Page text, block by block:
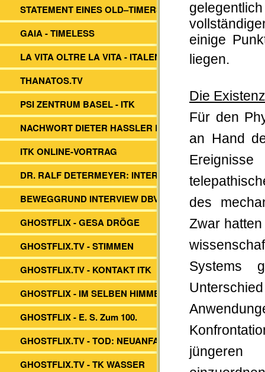
STATEMENT EINES OLD–TIMERS
GAIA - TIMELESS
LA VITA OLTRE LA VITA - ITALEN
THANATOS.TV
PSI ZENTRUM BASEL - ITK
NACHWORT DIETER HASSLER BUCH
ITK ONLINE-VORTRAG
DR. RALF DETERMEYER: INTERVIEW
BEWEGGRUND INTERVIEW DBVs ITK
GHOSTFLIX - GESA DRÖGE
GHOSTFLIX.TV - STIMMEN
GHOSTFLIX.TV - KONTAKT ITK
GHOSTFLIX - IM SELBEN HIMMEL
GHOSTFLIX - E. S. Zum 100.
GHOSTFLIX.TV - TOD: NEUANFANG?
GHOSTFLIX.TV - TK WASSER
einige
liegen.
Die
Für den
an Hand
des
Zwar
Systems
jüngeren